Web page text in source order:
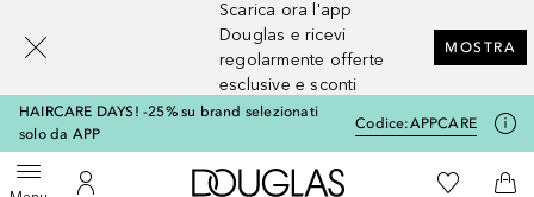
Scarica ora l'app
Douglas e ricevi
regolarmente offerte
esclusive e sconti
MOSTRA
HAIRCARE DAYS! -25% su brand selezionati
solo da APP
Codice:APPCARE
A Douglas HomeAlla Mia
[navigation.slideout.screenreader]